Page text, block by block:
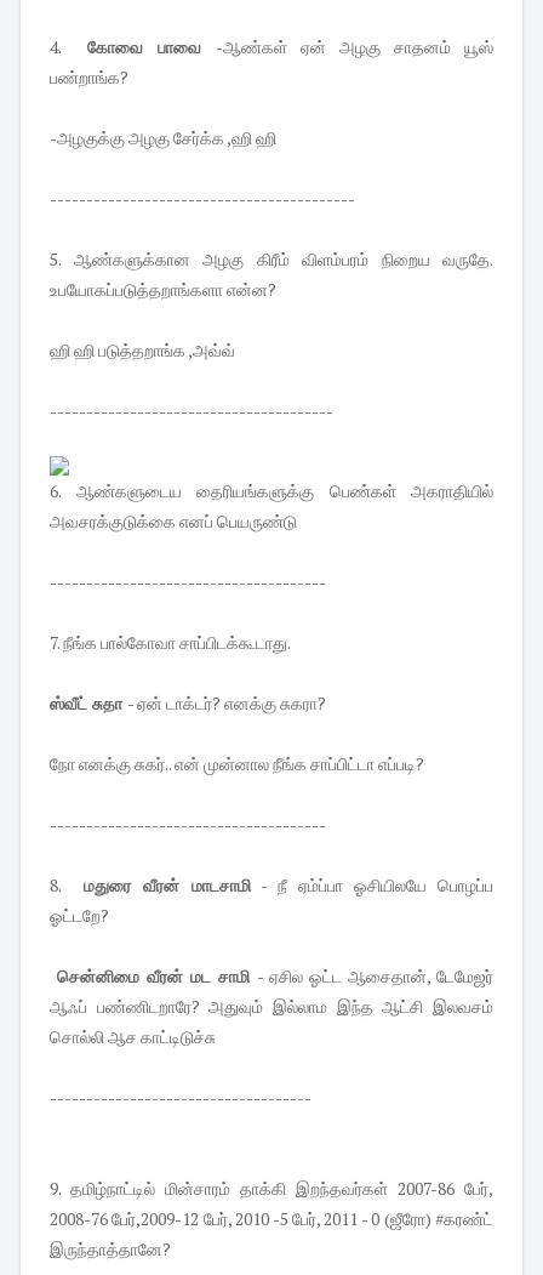
4. கோவை பாவை -ஆண்கள் ஏன் அழகு சாதனம் யூஸ்
பண்றாங்க?
-அழகுக்கு அழகு சேர்க்க ,ஹி ஹி
------------------------------------------
5. ஆண்களுக்கான அழகு கிரீம் விளம்பரம் நிறைய வருதே.
உபயோகப்படுத்தறாங்களா என்ன?
ஹி ஹி படுத்தறாங்க ,அவ்வ்
---------------------------------------
6. ஆண்களுடைய தைரியங்களுக்கு பெண்கள் அகராதியில்
அவசரக்குடுக்கை எனப் பெயருண்டு
--------------------------------------
7. நீங்க பால்கோவா சாப்பிடக்கூடாது.
ஸ்வீட் சுதா - ஏன் டாக்டர்? எனக்கு சுகரா?
நோ எனக்கு சுகர்.. என் முன்னால நீங்க சாப்பிட்டா எப்படி?
--------------------------------------
8. மதுரை வீரன் மாடசாமி- நீ ஏம்ப்பா ஓசியிலயே பொழப்ப
ஓட்டறே?
சென்னிமை வீரன் மட சாமி - ஏசில ஓட்ட ஆசைதான், டேமேஜர்
ஆஃப் பண்ணிடறாரே? அதுவும் இல்லாம இந்த ஆட்சி இலவசம்
சொல்லி ஆச காட்டிடுச்சு
------------------------------------
9. தமிழ்நாட்டில் மின்சாரம் தாக்கி இறந்தவர்கள் 2007-86 பேர்,
2008-76 பேர்,2009-12 பேர், 2010 -5 பேர், 2011 - 0 (ஜீரோ) #கரண்ட்
இருந்தாத்தானே?